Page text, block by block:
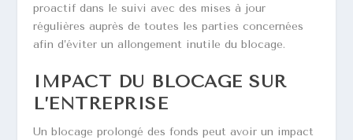
proactif dans le suivi avec des mises à jour
régulières auprès de toutes les parties concernées
afin d’éviter un allongement inutile du blocage.
IMPACT DU BLOCAGE SUR
L’ENTREPRISE
Un blocage prolongé des fonds peut avoir un impact